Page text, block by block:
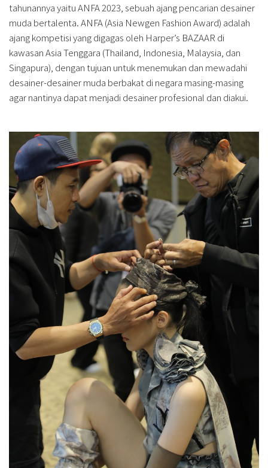
tahunannya yaitu ANFA 2023, sebuah ajang pencarian desainer
muda bertalenta. ANFA (Asia Newgen Fashion Award) adalah
ajang kompetisi yang digagas oleh Harper’s BAZAAR di
kawasan Asia Tenggara (Thailand, Indonesia, Malaysia, dan
Singapura), dengan tujuan untuk menemukan dan mewadahi
desainer-desainer muda berbakat di negara masing-masing
agar nantinya dapat menjadi desainer profesional dan diakui.